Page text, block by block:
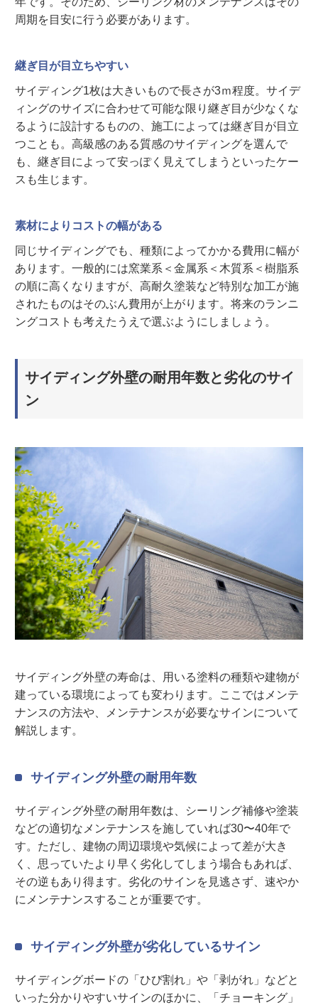
周期を目安に行う必要があります。
継ぎ目が目立ちやすい
サイディング1枚は大きいもので長さが3ｍ程度。サイデ
ィングのサイズに合わせて可能な限り継ぎ目が少なくな
るように設計するものの、施工によっては継ぎ目が目立
つことも。高級感のある質感のサイディングを選んで
も、継ぎ目によって安っぽく見えてしまうといったケー
スも生じます。
素材によりコストの幅がある
同じサイディングでも、種類によってかかる費用に幅が
あります。一般的には窯業系＜金属系＜木質系＜樹脂系
の順に高くなりますが、高耐久塗装など特別な加工が施
されたものはそのぶん費用が上がります。将来のランニ
ングコストも考えたうえで選ぶようにしましょう。
サイディング外壁の耐用年数と劣化のサイ
ン
サイディング外壁の寿命は、用いる塗料の種類や建物が
建っている環境によっても変わります。ここではメンテ
ナンスの方法や、メンテナンスが必要なサインについて
解説します。
サイディング外壁の耐用年数
サイディング外壁の耐用年数は、シーリング補修や塗装
などの適切なメンテナンスを施していれば30〜40年で
す。ただし、建物の周辺環境や気候によって差が大き
く、思っていたより早く劣化してしまう場合もあれば、
その逆もあり得ます。劣化のサインを見逃さず、速やか
にメンテナンスすることが重要です。
サイディング外壁が劣化しているサイン
サイディングボードの「ひび割れ」や「剥がれ」などと
いった分かりやすいサインのほかに、「チョーキング」